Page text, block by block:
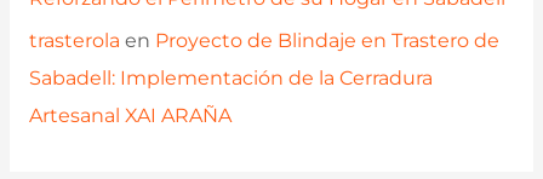
trasterola en Proyecto de Blindaje en Trastero de
Sabadell: Implementación de la Cerradura
Artesanal XAI ARAÑA